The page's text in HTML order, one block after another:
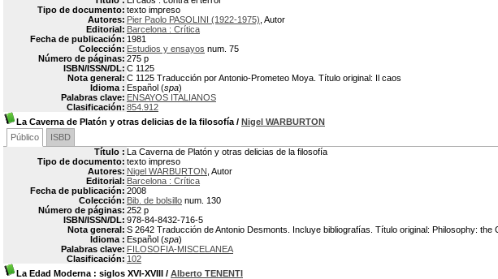
Tipo de documento: texto impreso
Autores: Pier Paolo PASOLINI (1922-1975) , Autor
Editorial: Barcelona : Crítica
Fecha de publicación: 1981
Colección: Estudios y ensayos num. 75
Número de páginas: 275 p
ISBN/ISSN/DL: C 1125
Nota general: C 1125 Traducción por Antonio-Prometeo Moya. Título original: Il caos
Idioma : Español (spa)
Palabras clave: ENSAYOS ITALIANOS
Clasificación: 854.912
La Caverna de Platón y otras delicias de la filosofía / Nigel WARBURTON
Público
ISBD
Título : La Caverna de Platón y otras delicias de la filosofía
Tipo de documento: texto impreso
Autores: Nigel WARBURTON , Autor
Editorial: Barcelona : Crítica
Fecha de publicación: 2008
Colección: Bib. de bolsillo num. 130
Número de páginas: 252 p
ISBN/ISSN/DL: 978-84-8432-716-5
Nota general: S 2642 Traducción de Antonio Desmonts. Incluye bibliografías. Título original: Philosophy: the
Idioma : Español (spa)
Palabras clave: FILOSOFIA-MISCELANEA
Clasificación: 102
La Edad Moderna : siglos XVI-XVIII / Alberto TENENTI